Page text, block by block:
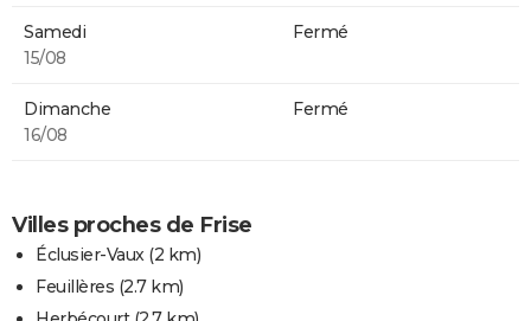
Samedi
15/08
Fermé
Dimanche
16/08
Fermé
Villes proches de Frise
Éclusier-Vaux(2 km)
Feuillères (2.7 km)